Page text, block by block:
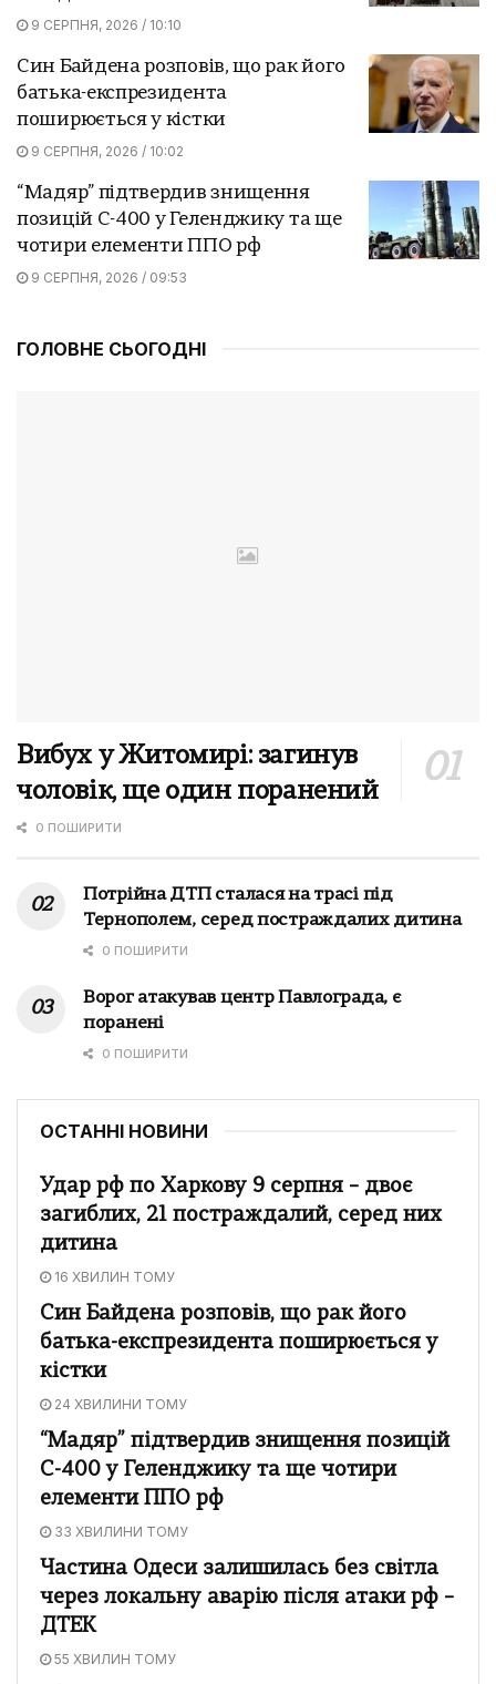
9 СЕРПНЯ, 2026 / 10:10
Син Байдена розповів, що рак його
батька-експрезидента
поширюється у кістки
9 СЕРПНЯ, 2026 / 10:02
“Мадяр” підтвердив знищення
позицій С-400 у Геленджику та ще
чотири елементи ППО рф
9 СЕРПНЯ, 2026 / 09:53
ГОЛОВНЕ СЬОГОДНІ
Вибух у Житомирі: загинув
чоловік, ще один поранений
0 ПОШИРИТИ
Потрійна ДТП сталася на трасі під
Тернополем, серед постраждалих дитина
0 ПОШИРИТИ
Ворог атакував центр Павлограда, є
поранені
0 ПОШИРИТИ
ОСТАННІ НОВИНИ
Удар рф по Харкову 9 серпня – двоє
загиблих, 21 постраждалий, серед них
дитина
16 ХВИЛИН ТОМУ
Син Байдена розповів, що рак його
батька-експрезидента поширюється у
кістки
24 ХВИЛИНИ ТОМУ
“Мадяр” підтвердив знищення позицій
С-400 у Геленджику та ще чотири
елементи ППО рф
33 ХВИЛИНИ ТОМУ
Частина Одеси залишилась без світла
через локальну аварію після атаки рф –
ДТЕК
55 ХВИЛИН ТОМУ